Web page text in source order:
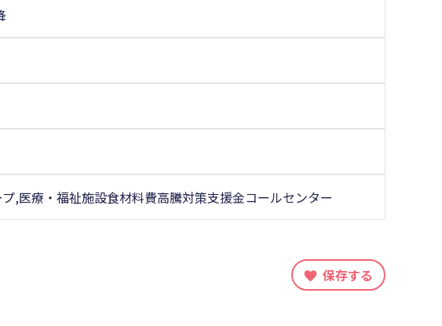
,医療・福祉施設食材料費高騰対策支援金コールセンター
保存する